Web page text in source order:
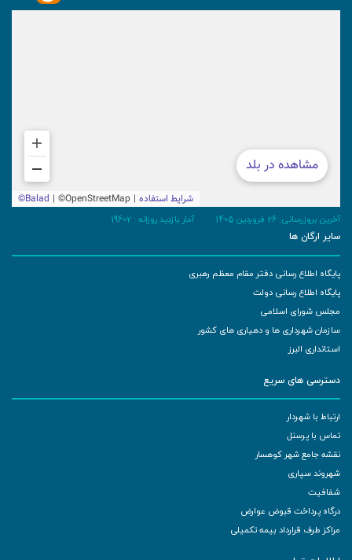
آخرین بروزرسانی: 26 فروردین 1405 آمار بازدید روزانه : 19602
سایر ارگان ها
پایگاه اطلاع رسانی دفتر مقام معظم رهبری
پایگاه اطلاع رسانی دولت
مجلس شورای اسلامی
سازمان شهرداری ها و دهیاری های کشور
استانداری البرز
دسترسی های سریع
ارتباط با شهردار
تماس با پرسنل
نقشه جامع شهر کوهسار
شهروند سپاری
شفافیت
درگاه پرداخت قبوض عوارض
مراکز طرف قرارداد بیمه تکمیلی